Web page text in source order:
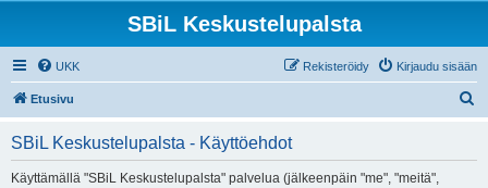
SBiL Keskustelupalsta
UKK Kirjaudu sisään
Rekisteröidy
Etusivu
SBiL Keskustelupalsta - Käyttöehdot
Käyttämällä "SBiL Keskustelupalsta" palvelua (jälkeenpäin "me", "meitä",